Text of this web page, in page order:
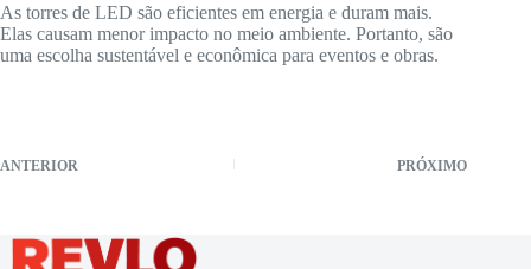
As torres de LED são eficientes em energia e duram mais.
Elas causam menor impacto no meio ambiente. Portanto, são
uma escolha sustentável e econômica para eventos e obras.
ANTERIOR PRÓXIMO